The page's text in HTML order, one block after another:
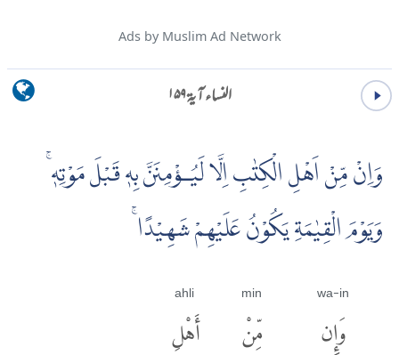
Ads by Muslim Ad Network
النساء آية ۱۵۹
وَاِنْ مِّنْ اَهْلِ الْكِتٰبِ اِلَّا لَيُـؤْمِنَنَّ بِهٖ قَبْلَ مَوْتِهٖ ۚ
وَيَوْمَ الْقِيٰمَةِ يَكُوْنُ عَلَيْهِمْ شَهِيْدًا ۚ
wa-in
وَإِن
min
مِّنْ
ahli
أَهْلِ